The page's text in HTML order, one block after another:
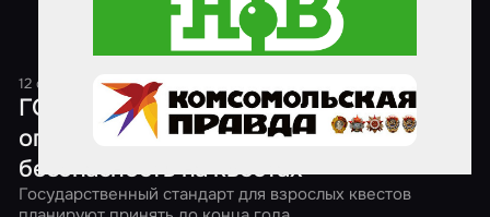
12 октября 20241 минута
ГОСТы, рейтинги и возрастные
ограничения: как обеспечивают
безопасность на квестах
Государственный стандарт для взрослых квестов